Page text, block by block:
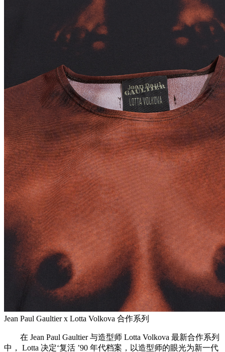
Jean Paul Gaultier x Lotta Volkova 合作系列
在 Jean Paul Gaultier 与造型师 Lotta Volkova 最新合作系列
中， Lotta 决定‘复活 ’90 年代档案，以造型师的眼光为新一代